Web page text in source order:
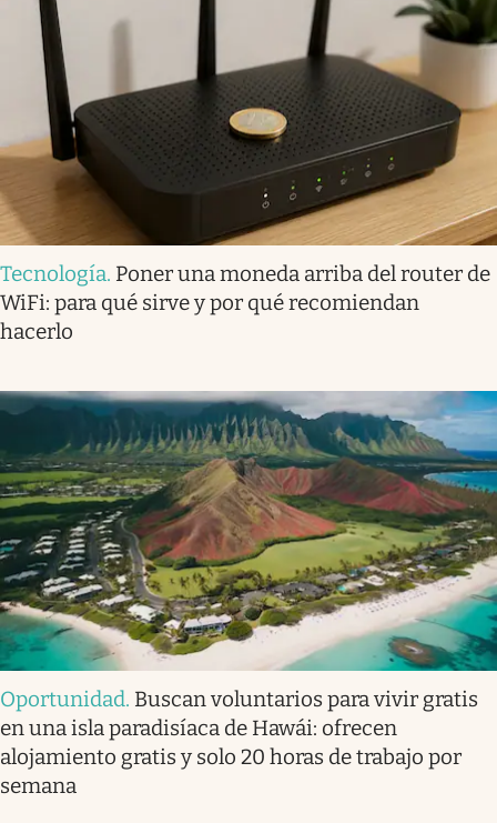
Tecnología. Poner una moneda arriba del router de
WiFi: para qué sirve y por qué recomiendan
hacerlo
Oportunidad. Buscan voluntarios para vivir gratis
en una isla paradisíaca de Hawái: ofrecen
alojamiento gratis y solo 20 horas de trabajo por
semana